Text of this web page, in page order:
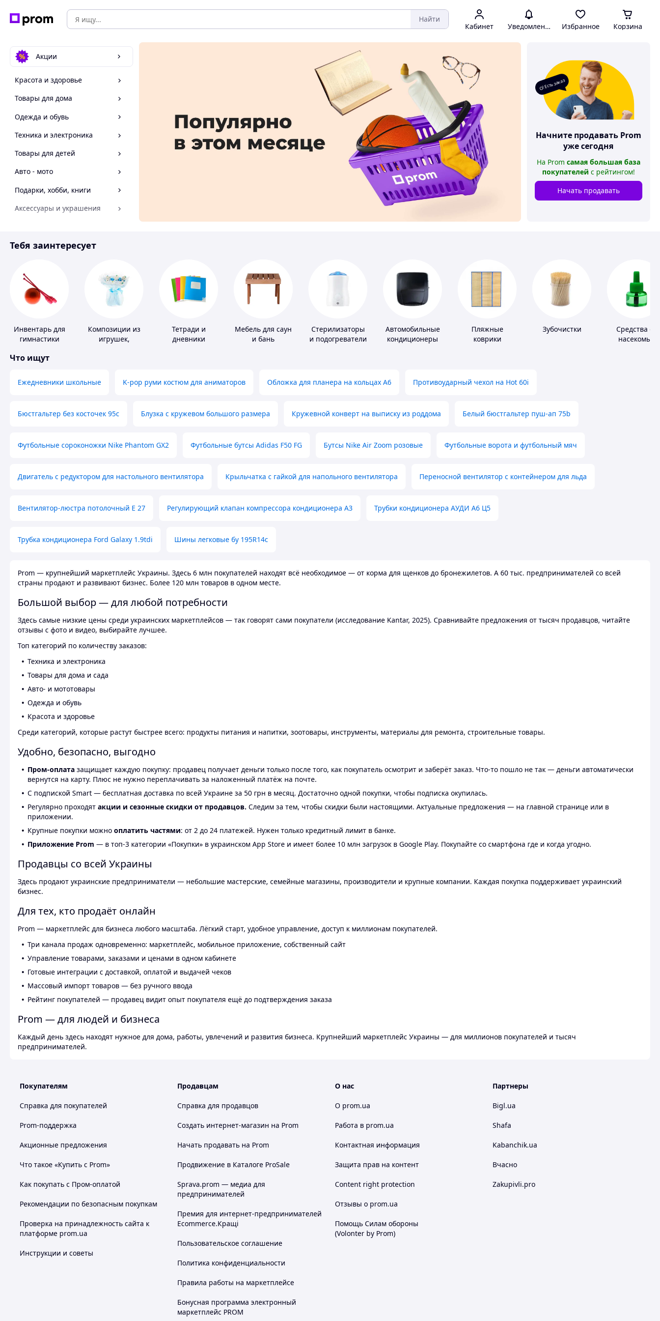
Найти
Кабинет Уведомления Избранное Корзина
Акции
Красота и здоровье
Товары для дома
Одежда и обувь
Техника и электроника
Товары для детей
Авто - мото
Подарки, хобби, книги
Аксессуары и украшения
Спорт и отдых
О! Есть заказ
Начните продавать Prom
уже сегодня
На Prom самая большая база
покупателей с рейтингом!
Начать продавать
Тебя заинтересует
Инвентарь для
гимнастики
Композиции из
игрушек,
Тетради и
дневники
Мебель для саун
и бань
Стерилизаторы
и подогреватели
Автомобильные
кондиционеры
Пляжные
коврики
Зубочистки
Средства от
насекомых
Что ищут
Ежедневники школьные K-pop руми костюм для аниматоров Обложка для планера на кольцах А6 Противоударный чехол на Hot 60i
Бюстгальтер без косточек 95с Блузка с кружевом большого размера Кружевной конверт на выписку из роддома Белый бюстгальтер пуш-ап 75b
Футбольные сороконожки Nike Phantom GX2 Футбольные бутсы Adidas F50 FG Бутсы Nike Air Zoom розовые Футбольные ворота и футбольный мяч
Двигатель с редуктором для настольного вентилятора Крыльчатка с гайкой для напольного вентилятора Переносной вентилятор с контейнером для льда
Вентилятор-люстра потолочный E 27 Регулирующий клапан компрессора кондиционера А3 Трубки кондиционера АУДИ А6 Ц5
Трубка кондиционера Ford Galaxy 1.9tdi Шины легковые бу 195R14c
Prom — крупнейший маркетплейс Украины. Здесь 6 млн покупателей находят всё необходимое — от корма для щенков до бронежилетов. А 60 тыс. предпринимателей со всей
страны продают и развивают бизнес. Более 120 млн товаров в одном месте.
Большой выбор — для любой потребности
Здесь самые низкие цены среди украинских маркетплейсов — так говорят сами покупатели (исследование Kantar, 2025). Сравнивайте предложения от тысяч продавцов, читайте
отзывы с фото и видео, выбирайте лучшее.
Топ категорий по количеству заказов:
Техника и электроника
Товары для дома и сада
Авто- и мототовары
Одежда и обувь
Красота и здоровье
Среди категорий, которые растут быстрее всего: продукты питания и напитки, зоотовары, инструменты, материалы для ремонта, строительные товары.
Удобно, безопасно, выгодно
Пром-оплата защищает каждую покупку: продавец получает деньги только после того, как покупатель осмотрит и заберёт заказ. Что-то пошло не так — деньги автоматически
вернутся на карту. Плюс не нужно переплачивать за наложенный платёж на почте.
С подпиской Smart — бесплатная доставка по всей Украине за 50 грн в месяц. Достаточно одной покупки, чтобы подписка окупилась.
Регулярно проходят акции и сезонные скидки от продавцов. Следим за тем, чтобы скидки были настоящими. Актуальные предложения — на главной странице или в
приложении.
Крупные покупки можно оплатить частями: от 2 до 24 платежей. Нужен только кредитный лимит в банке.
Приложение Prom — в топ-3 категории «Покупки» в украинском App Store и имеет более 10 млн загрузок в Google Play. Покупайте со смартфона где и когда угодно.
Продавцы со всей Украины
Здесь продают украинские предприниматели — небольшие мастерские, семейные магазины, производители и крупные компании. Каждая покупка поддерживает украинский
бизнес.
Для тех, кто продаёт онлайн
Prom — маркетплейс для бизнеса любого масштаба. Лёгкий старт, удобное управление, доступ к миллионам покупателей.
Три канала продаж одновременно: маркетплейс, мобильное приложение, собственный сайт
Управление товарами, заказами и ценами в одном кабинете
Готовые интеграции с доставкой, оплатой и выдачей чеков
Массовый импорт товаров — без ручного ввода
Рейтинг покупателей — продавец видит опыт покупателя ещё до подтверждения заказа
Prom — для людей и бизнеса
Каждый день здесь находят нужное для дома, работы, увлечений и развития бизнеса. Крупнейший маркетплейс Украины — для миллионов покупателей и тысяч
предпринимателей.
Покупателям
Справка для покупателей
Prom-поддержка
Акционные предложения
Что такое «Купить с Prom»
Как покупать с Пром-оплатой
Рекомендации по безопасным покупкам
Проверка на принадлежность сайта к
платформе prom.ua
Инструкции и советы
Продавцам
Справка для продавцов
Создать интернет-магазин на Prom
Начать продавать на Prom
Продвижение в Каталоге ProSale
Sprava.prom — медиа для
предпринимателей
Премия для интернет-предпринимателей
Ecommerce.Кращі
Пользовательское соглашение
Политика конфиденциальности
Правила работы на маркетплейсе
Бонусная программа электронный
маркетплейс PROM
О нас
О prom.ua
Работа в prom.ua
Контактная информация
Защита прав на контент
Content right protection
Отзывы о prom.ua
Помощь Силам обороны
(Volonter by Prom)
Партнеры
Bigl.ua
Shafa
Kabanchik.ua
Вчасно
Zakupivli.pro